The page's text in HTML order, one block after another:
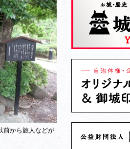
前から旅人などが